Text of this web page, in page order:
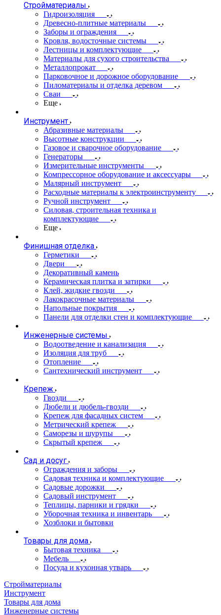
Стройматериалы
Гидроизоляция
Древесно-плитные материалы
Заборы и ограждения
Кровля, водосточные системы
Лестницы и комплектующие
Материалы для сухого строительства
Металлопрокат
Парковочное и дорожное оборудование
Пиломатериалы и отделка деревом
Сваи
Еще
Инструмент
Абразивные материалы
Высотные конструкции
Газовое и сварочное оборудование
Генераторы
Измерительные инструменты
Компрессорное оборудование и аксессуары
Малярный инструмент
Расходные материалы к электроинструменту
Ручной инструмент
Силовая, строительная техника и
комплектующие
Еще
Финишная отделка
Герметики
Двери
Декоративный камень
Керамическая плитка и затирки
Клей, жидкие гвозди
Лакокрасочные материалы
Напольные покрытия
Панели для отделки стен и комплектующие
Инженерные системы
Водоотведение и канализация
Изоляция для труб
Отопление
Сантехнический инструмент
Крепеж
Гвозди
Дюбели и дюбель-гвозди
Крепеж для фасадных систем
Метрический крепеж
Саморезы и шурупы
Скрытый крепеж
Сад и досуг
Ограждения и заборы
Садовая техника и комплектующие
Садовые дорожки
Садовый инструмент
Теплицы, парники и грядки
Уборочная техника и инвентарь
Хозблоки и бытовки
Товары для дома
Бытовая техника
Мебель
Посуда и кухонная утварь
Стройматериалы
Инструмент
Товары для дома
Инженерные системы